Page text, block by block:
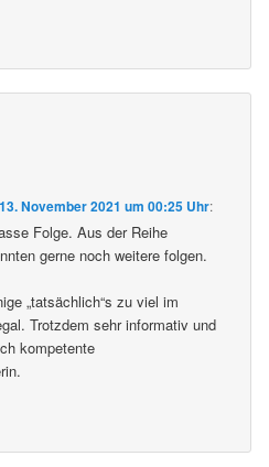
13. November 2021 um 00:25 Uhr:
Folge. Aus der Reihe
gerne noch weitere folgen.
„tatsächlich“s zu viel im
Trotzdem sehr informativ und
kompetente